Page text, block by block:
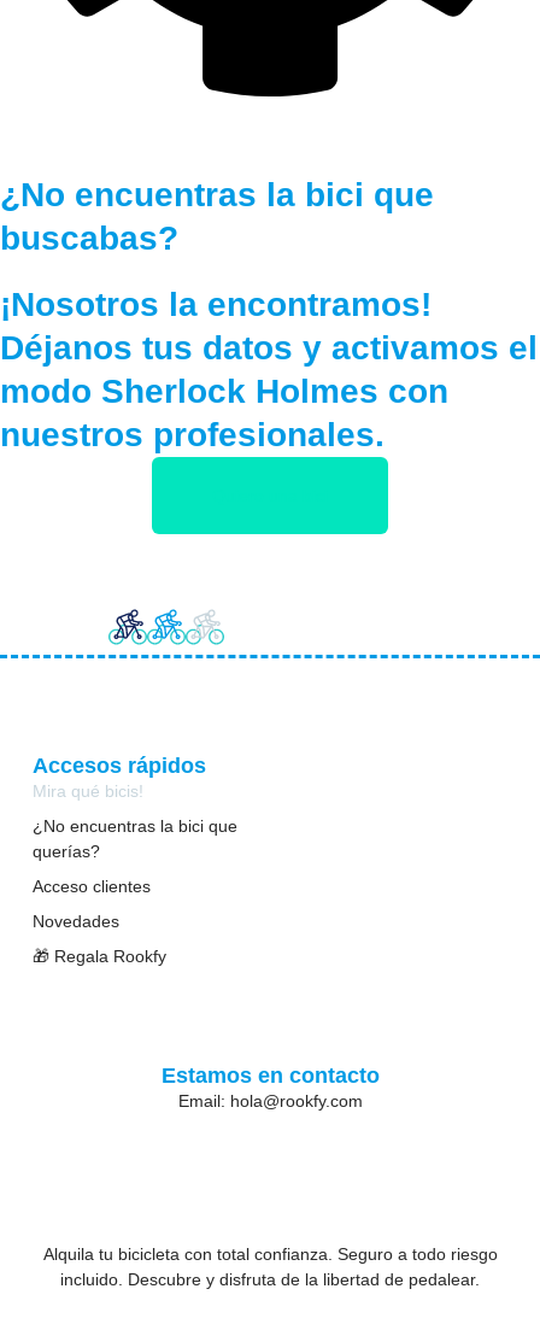
¿No encuentras la bici que
buscabas?
¡Nosotros la encontramos!
Déjanos tus datos y activamos el
modo Sherlock Holmes con
nuestros profesionales.
Alquila tu bicicleta con total confianza. Seguro a todo riesgo
incluido. Descubre y disfruta de la libertad de pedalear.
Accesos rápidos
Mira qué bicis!
¿No encuentras la bici que
querías?
Acceso clientes
Novedades
🎁 Regala Rookfy
Estamos en contacto
Email: hola@rookfy.com